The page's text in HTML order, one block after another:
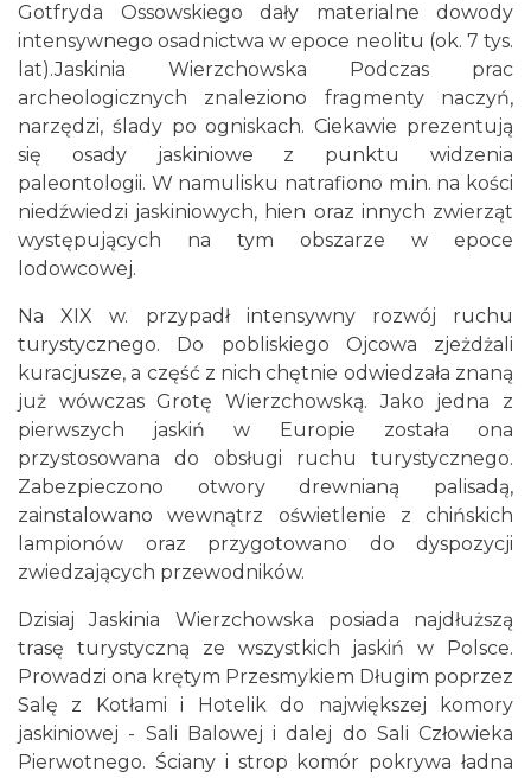
Gotfryda Ossowskiego dały materialne dowody
intensywnego osadnictwa w epoce neolitu (ok. 7 tys.
lat).Jaskinia Wierzchowska Podczas prac
archeologicznych znaleziono fragmenty naczyń,
narzędzi, ślady po ogniskach. Ciekawie prezentują
się osady jaskiniowe z punktu widzenia
paleontologii. W namulisku natrafiono m.in. na kości
niedźwiedzi jaskiniowych, hien oraz innych zwierząt
występujących na tym obszarze w epoce
lodowcowej.
Na XIX w. przypadł intensywny rozwój ruchu
turystycznego. Do pobliskiego Ojcowa zjeżdżali
kuracjusze, a część z nich chętnie odwiedzała znaną
już wówczas Grotę Wierzchowską. Jako jedna z
pierwszych jaskiń w Europie została ona
przystosowana do obsługi ruchu turystycznego.
Zabezpieczono otwory drewnianą palisadą,
zainstalowano wewnątrz oświetlenie z chińskich
lampionów oraz przygotowano do dyspozycji
zwiedzających przewodników.
Dzisiaj Jaskinia Wierzchowska posiada najdłuższą
trasę turystyczną ze wszystkich jaskiń w Polsce.
Prowadzi ona krętym Przesmykiem Długim poprzez
Salę z Kotłami i Hotelik do największej komory
jaskiniowej - Sali Balowej i dalej do Sali Człowieka
Pierwotnego. Ściany i strop komór pokrywa ładna